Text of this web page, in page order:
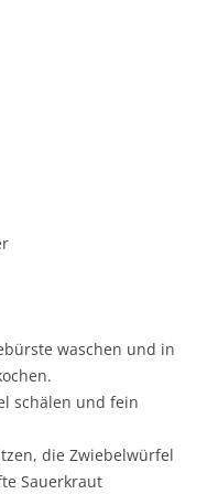
waschen und in
schälen und fein
die Zwiebelwürfel
Sauerkraut